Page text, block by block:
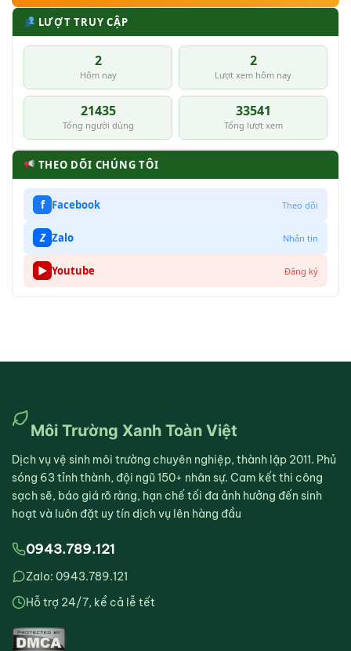
LƯỢT TRUY CẬP
2
Hôm nay
2
Lượt xem hôm nay
21435
Tổng người dùng
33541
Tổng lượt xem
THEO DÕI CHÚNG TÔI
f Facebook Theo dõi
Z Zalo Nhắn tin
▶ Youtube Đăng ký
Môi Trường Xanh Toàn Việt
Dịch vụ vệ sinh môi trường chuyên nghiệp, thành lập 2011. Phủ
sóng 63 tỉnh thành, đội ngũ 150+ nhân sự. Cam kết thi công
sạch sẽ, báo giá rõ ràng, hạn chế tối đa ảnh hưởng đến sinh
hoạt và luôn đặt uy tín dịch vụ lên hàng đầu
0943.789.121
Zalo: 0943.789.121
Hỗ trợ 24/7, kể cả lễ tết